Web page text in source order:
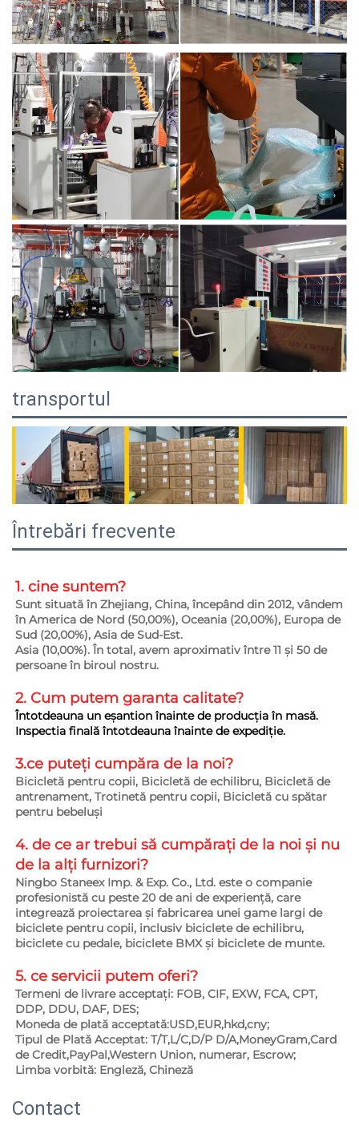
transportul
Întrebări frecvente
1. cine suntem?
Sunt situată în Zhejiang, China, începând din 2012, vândem
în America de Nord (50,00%), Oceania (20,00%), Europa de
Sud (20,00%), Asia de Sud-Est.
Asia (10,00%). În total, avem aproximativ între 11 și 50 de
persoane în biroul nostru.
2. Cum putem garanta calitate?
Întotdeauna un eșantion înainte de producția în masă.
Inspectia finală întotdeauna înainte de expediție.
3.ce puteți cumpăra de la noi?
Bicicletă pentru copii, Bicicletă de echilibru, Bicicletă de
antrenament, Trotinetă pentru copii, Bicicletă cu spătar
pentru bebeluși
4. de ce ar trebui să cumpărați de la noi și nu
de la alți furnizori?
Ningbo Staneex Imp. & Exp. Co., Ltd. este o companie
profesionistă cu peste 20 de ani de experiență, care
integrează proiectarea și fabricarea unei game largi de
biciclete pentru copii, inclusiv biciclete de echilibru,
biciclete cu pedale, biciclete BMX și biciclete de munte.
5. ce servicii putem oferi?
Termeni de livrare acceptați: FOB, CIF, EXW, FCA, CPT,
DDP, DDU, DAF, DES;
Moneda de plată acceptată:USD,EUR,hkd,cny;
Tipul de Plată Acceptat: T/T,L/C,D/P D/A,MoneyGram,Card
de Credit,PayPal,Western Union, numerar, Escrow;
Limba vorbită: Engleză, Chineză
Contact